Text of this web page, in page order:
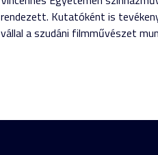
rendezett. Kutatóként is
vállal a szudáni filmművészet